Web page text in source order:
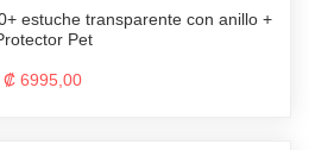
estuche transparente con anillo +
Pet
₡ 6995,00